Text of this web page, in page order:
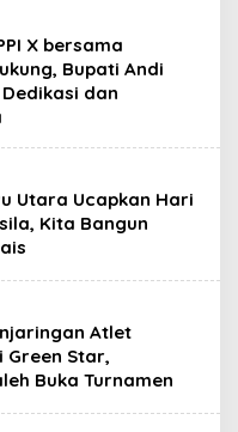
X bersama
Bupati Andi
dan
Utara Ucapkan Hari
Kita Bangun
Atlet
Green Star,
Buka Turnamen